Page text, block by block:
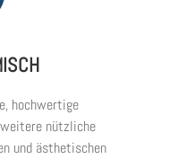
hochwertige
weitere nützliche
und ästhetischen